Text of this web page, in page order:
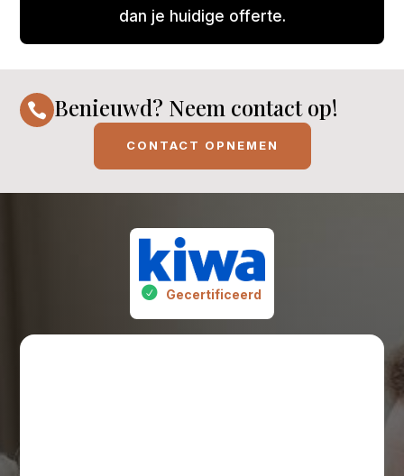
dan je huidige offerte.
 Benieuwd? Neem contact op!
CONTACT OPNEMEN
Gecertificeerd